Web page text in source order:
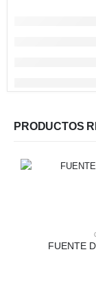
PRODUCTOS
FUENTE